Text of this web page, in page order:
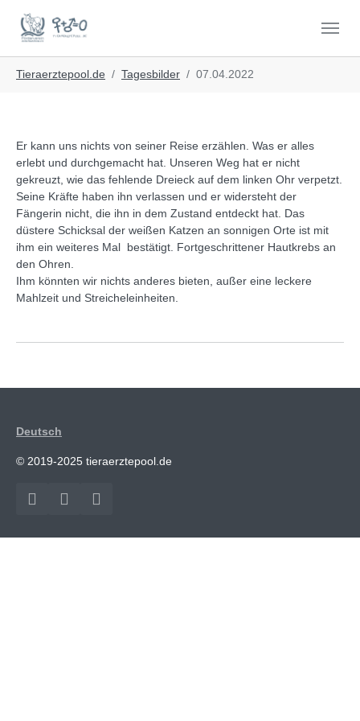
Tieraerztepool.de
Tagesbilder 07.04.2022
Er kann uns nichts von seiner Reise erzählen. Was er alles
erlebt und durchgemacht hat. Unseren Weg hat er nicht
gekreuzt, wie das fehlende Dreieck auf dem linken Ohr verpetzt.
Seine Kräfte haben ihn verlassen und er widersteht der
Fängerin nicht, die ihn in dem Zustand entdeckt hat. Das
düstere Schicksal der weißen Katzen an sonnigen Orte ist mit
ihm ein weiteres Mal bestätigt. Fortgeschrittener Hautkrebs an
den Ohren.
Ihm könnten wir nichts anderes bieten, außer eine leckere
Mahlzeit und Streicheleinheiten.
Deutsch
© 2019-2025 tieraerztepool.de
FacebookInstagramYouTube